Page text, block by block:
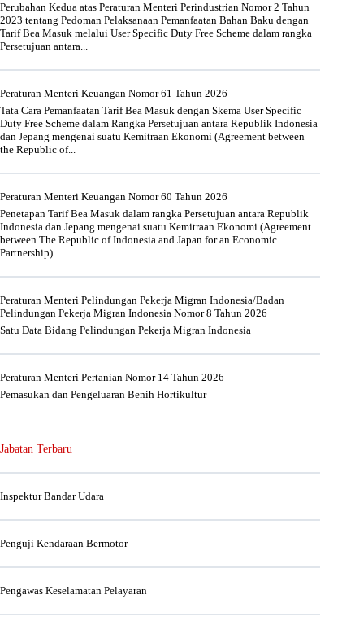
Perubahan Kedua atas Peraturan Menteri Perindustrian Nomor 2 Tahun
2023 tentang Pedoman Pelaksanaan Pemanfaatan Bahan Baku dengan
Tarif Bea Masuk melalui User Specific Duty Free Scheme dalam rangka
Persetujuan antara...
Peraturan Menteri Keuangan Nomor 61 Tahun 2026
Tata Cara Pemanfaatan Tarif Bea Masuk dengan Skema User Specific
Duty Free Scheme dalam Rangka Persetujuan antara Republik Indonesia
dan Jepang mengenai suatu Kemitraan Ekonomi (Agreement between
the Republic of...
Peraturan Menteri Keuangan Nomor 60 Tahun 2026
Penetapan Tarif Bea Masuk dalam rangka Persetujuan antara Republik
Indonesia dan Jepang mengenai suatu Kemitraan Ekonomi (Agreement
between The Republic of Indonesia and Japan for an Economic
Partnership)
Peraturan Menteri Pelindungan Pekerja Migran Indonesia/Badan
Pelindungan Pekerja Migran Indonesia Nomor 8 Tahun 2026
Satu Data Bidang Pelindungan Pekerja Migran Indonesia
Peraturan Menteri Pertanian Nomor 14 Tahun 2026
Pemasukan dan Pengeluaran Benih Hortikultur
Jabatan Terbaru
Inspektur Bandar Udara
Penguji Kendaraan Bermotor
Pengawas Keselamatan Pelayaran